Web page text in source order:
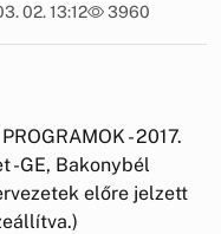
02. 13:12 3960
- 2017.
-GE, Bakonybél
előre jelzett